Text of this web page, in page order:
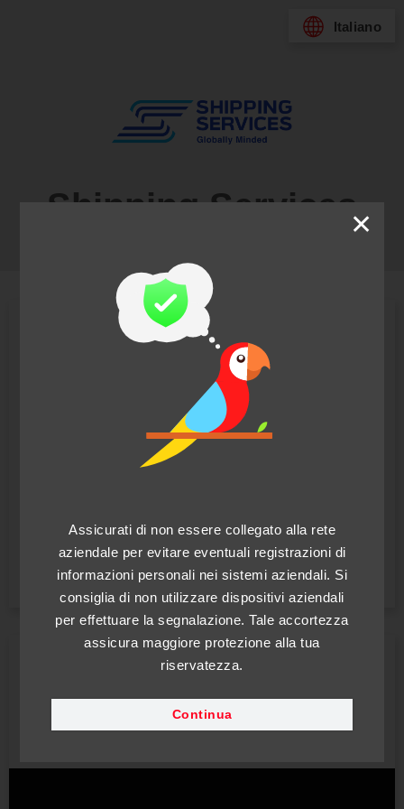
Italiano
Shipping Services
Italia S.r.l.u.
Accedi
Shipping Services Italia S.r.l.u.garantisce la completa
della procedura interna di segnalazione utile a comprendere
✕
Assicurati di non essere collegato alla rete
aziendale per evitare eventuali registrazioni di
informazioni personali nei sistemi aziendali. Si
consiglia di non utilizzare dispositivi aziendali
per effettuare la segnalazione. Tale accortezza
assicura maggiore protezione alla tua
riservatezza.
Continua